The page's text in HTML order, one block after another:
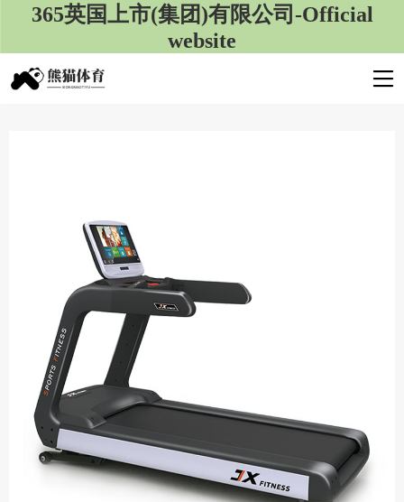
365英国上市(集团)有限公司-Official
website